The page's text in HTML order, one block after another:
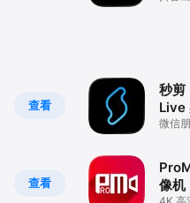
查看
查看
秒剪
Live
微信
像机